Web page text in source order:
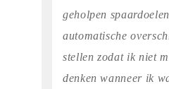
geholpen
automatische
stellen zodat ik niet
denken wanneer ik